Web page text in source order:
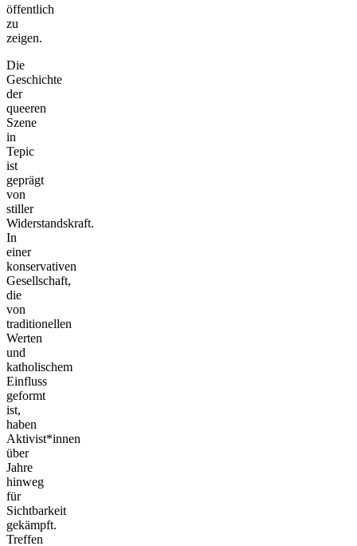
öffentlich
zu
zeigen.
Die
Geschichte
der
queeren
Szene
in
Tepic
ist
geprägt
von
stiller
Widerstandskraft.
In
einer
konservativen
Gesellschaft,
die
von
traditionellen
Werten
und
katholischem
Einfluss
geformt
ist,
haben
Aktivist*innen
über
Jahre
hinweg
für
Sichtbarkeit
gekämpft.
Treffen